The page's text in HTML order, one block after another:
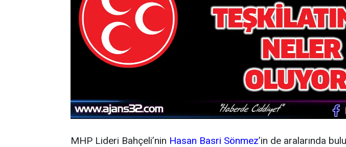
MHP Lideri Bahçeli’nin Hasan Basri Sönmez’in de aralarında